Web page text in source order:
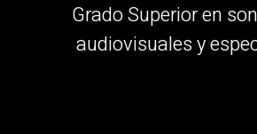
Grado Superior en
audiovisuales y